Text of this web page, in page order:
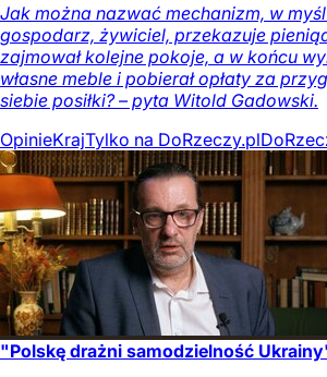
Jak można nazwać mechanizm, w
gospodarz, żywiciel, przekazuje
zajmował kolejne pokoje, a w końcu
własne meble i pobierał opłaty za
siebie posiłki? – pyta Witold Gadowski.
OpinieKrajTylko na DoRzeczy.pl
"Polskę drażni samodzielność